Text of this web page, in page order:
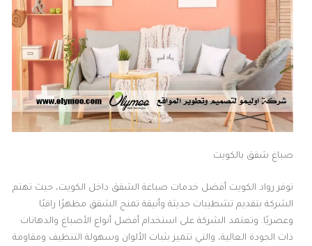
صباغ شقق بالكويت
توفر رواد الكويت أفضل خدمات صباغة الشقق داخل الكويت، حيث تهتم
الشركة بتقديم تشطيبات حديثة وأنيقة تمنح الشقق مظهرًا راقيًا
وعصريًا. وتعتمد الشركة على استخدام أفضل أنواع الأصباغ والدهانات
ذات الجودة العالية، والتي تتميز بثبات الألوان وسهولة التنظيف ومقاومة